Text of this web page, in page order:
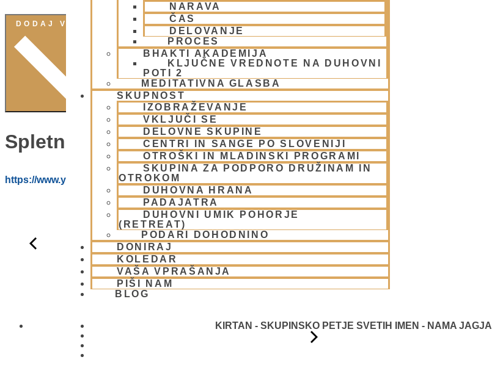
NARAVA
ČAS
DELOVANJE
PROCES
BHAKTI AKADEMIJA
KLJUČNE VREDNOTE NA DUHOVNI
POTI 2
MEDITATIVNA GLASBA
SKUPNOST
IZOBRAŽEVANJE
VKLJUČI SE
DELOVNE SKUPINE
CENTRI IN SANGE PO SLOVENIJI
OTROŠKI IN MLADINSKI PROGRAMI
SKUPINA ZA PODPORO DRUŽINAM IN
OTROKOM
DUHOVNA HRANA
PADAJATRA
DUHOVNI UMIK POHORJE
(RETREAT)
PODARI DOHODNINO
DONIRAJ
KOLEDAR
VAŠA VPRAŠANJA
PIŠI NAM
BLOG
Spletna Stran:
https://www.youtube.com/@HARE_KRISNA_ISKCON_LJUBLJANA/streams
KIRTAN - SKUPINSKO PETJE SVETIH IMEN - NAMA JAGJA